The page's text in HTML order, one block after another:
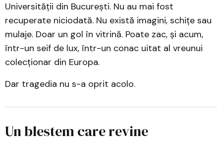
Universității din București. Nu au mai fost
recuperate niciodată. Nu există imagini, schițe sau
mulaje. Doar un gol în vitrină. Poate zac, și acum,
într-un seif de lux, într-un conac uitat al vreunui
colecționar din Europa.
Dar tragedia nu s-a oprit acolo.
Un blestem care revine